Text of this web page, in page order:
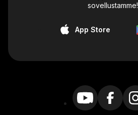
sovellustamme!
App Store